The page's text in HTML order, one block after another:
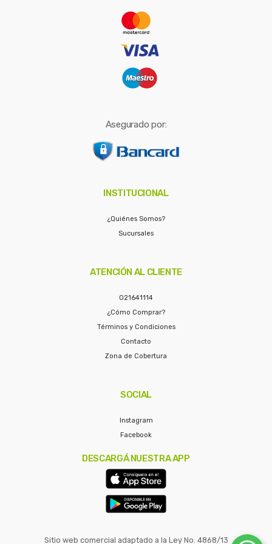
Asegurado por:
INSTITUCIONAL
¿Quiénes Somos?
Sucursales
ATENCIÓN AL CLIENTE
021641114
¿Cómo Comprar?
Términos y Condiciones
Contacto
Zona de Cobertura
SOCIAL
Instagram
Facebook
DESCARGÁ NUESTRA APP
Sitio web comercial adaptado a la Ley No. 4868/13